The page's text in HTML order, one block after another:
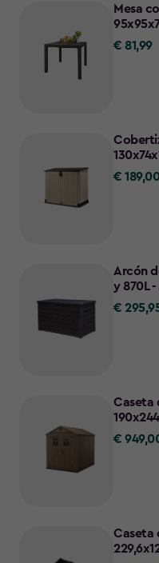
Mesa
€
€ 81,99
€
€ 189,00
Arcón
y 870L
€
€
Caseta
€
€
Caseta